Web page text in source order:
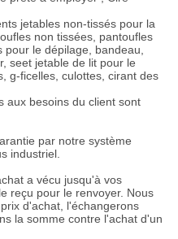
jetables non-tissés pour la
non tissées, pantoufles
pour le dépilage, bandeau,
seet jetable de lit pour le
g-ficelles, culottes, cirant des
aux besoins du client sont
par notre système
industriel.
a vécu jusqu'à vos
reçu pour le renvoyer. Nous
d'achat, l'échangerons
la somme contre l'achat d'un